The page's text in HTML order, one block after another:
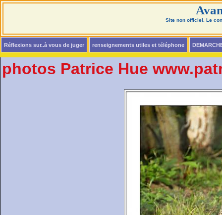
Site non officiel. Le
Réflexions sur..à vous de juger renseignements utiles et téléphone
photos Patrice Hue